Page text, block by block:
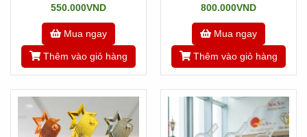
550.000VND
Mua ngay
Thêm vào giỏ hàng
800.000VND
Mua ngay
Thêm vào giỏ hàng